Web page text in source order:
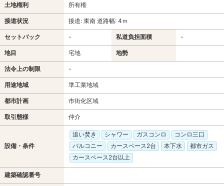
土地権利 所有権
接道状況 接道: 東南 道路幅: 4ｍ
セットバック - 私道負担面積 -
地目 宅地 地勢
法令上の制限 -
用途地域 準工業地域
都市計画 市街化区域
取引態様 仲介
設備・条件
追い焚き シャワー ガスコンロ
コンロ三口
バルコニー
カースペース2台 本下水
都市ガス
カースペース2台以上
建築確認番号